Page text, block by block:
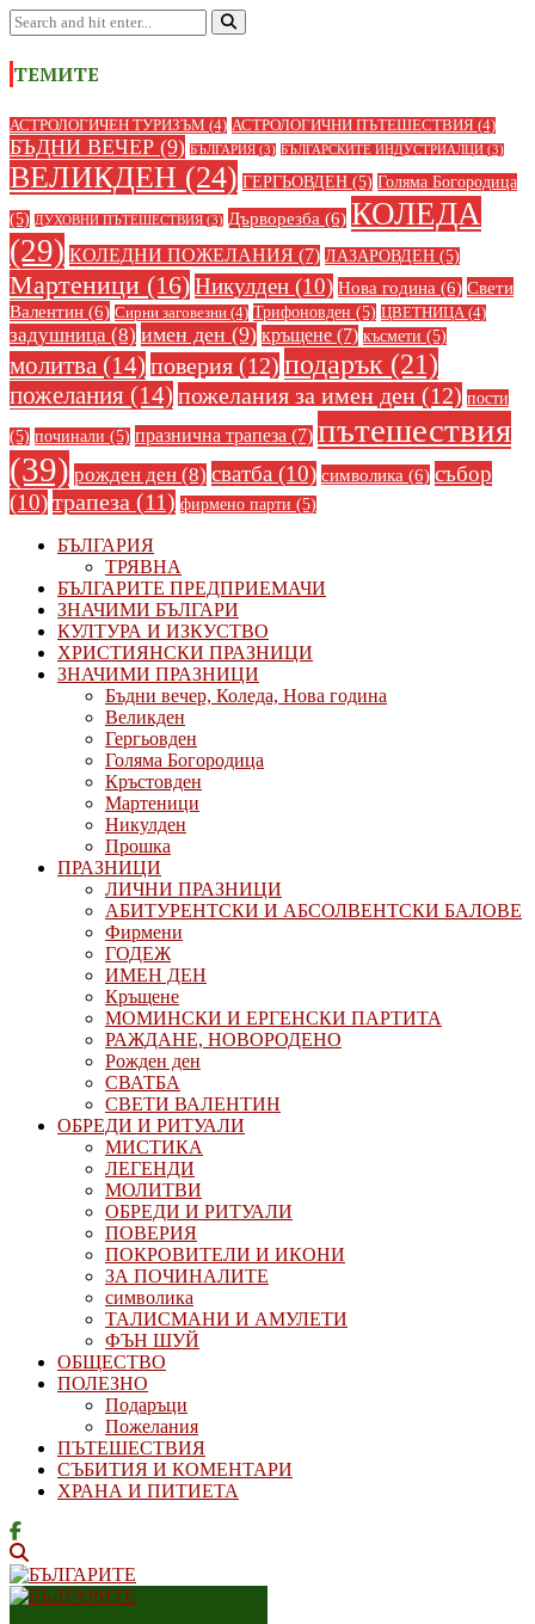
ТЕМИТЕ
АСТРОЛОГИЧЕН ТУРИЗЪМ (4) АСТРОЛОГИЧНИ ПЪТЕШЕСТВИЯ (4)
БЪДНИ ВЕЧЕР (9) БЪЛГАРИЯ (3) БЪЛГАРСКИТЕ ИНДУСТРИАЛЦИ (3)
ВЕЛИКДЕН (24) ГЕРГЬОВДЕН (5) Голяма Богородица
(5) ДУХОВНИ ПЪТЕШЕСТВИЯ (3) Дърворезба (6) КОЛЕДА
(29) КОЛЕДНИ ПОЖЕЛАНИЯ (7) ЛАЗАРОВДЕН (5)
Мартеници (16)Никулден (10) Нова година (6) Свети
Валентин (6) Сирни заговезни (4) Трифоновден (5) ЦВЕТНИЦА (4)
задушница (8) имен ден (9) кръщене (7) късмети (5)
молитва (14) поверия (12) подарък (21)
пожелания (14) пожелания за имен ден (12) пости
(5) починали (5) празнична трапеза (7) пътешествия
(39) рожден ден (8) сватба (10) символика (6) събор
(10)трапеза (11) фирмено парти (5)
БЪЛГАРИЯ
ТРЯВНА
БЪЛГАРИТЕ ПРЕДПРИЕМАЧИ
ЗНАЧИМИ БЪЛГАРИ
КУЛТУРА И ИЗКУСТВО
ХРИСТИЯНСКИ ПРАЗНИЦИ
ЗНАЧИМИ ПРАЗНИЦИ
Бъдни вечер, Коледа, Нова година
Великден
Гергьовден
Голяма Богородица
Кръстовден
Мартеници
Никулден
Прошка
ПРАЗНИЦИ
ЛИЧНИ ПРАЗНИЦИ
АБИТУРЕНТСКИ И АБСОЛВЕНТСКИ БАЛОВЕ
Фирмени
ГОДЕЖ
ИМЕН ДЕН
Кръщене
МОМИНСКИ И ЕРГЕНСКИ ПАРТИТА
РАЖДАНЕ, НОВОРОДЕНО
Рожден ден
СВАТБА
СВЕТИ ВАЛЕНТИН
ОБРЕДИ И РИТУАЛИ
МИСТИКА
ЛЕГЕНДИ
МОЛИТВИ
ОБРЕДИ И РИТУАЛИ
ПОВЕРИЯ
ПОКРОВИТЕЛИ И ИКОНИ
ЗА ПОЧИНАЛИТЕ
символика
ТАЛИСМАНИ И АМУЛЕТИ
ФЪН ШУЙ
ОБЩЕСТВО
ПОЛЕЗНО
Подаръци
Пожелания
ПЪТЕШЕСТВИЯ
СЪБИТИЯ И КОМЕНТАРИ
ХРАНА И ПИТИЕТА